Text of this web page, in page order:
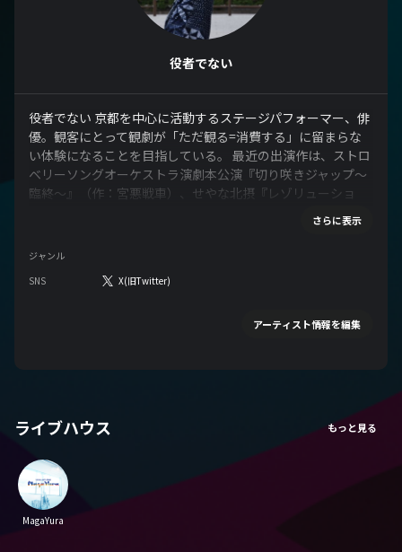
役者でない
役者でない 京都を中心に活動するステージパフォーマー、俳
優。観客にとって観劇が「ただ観る=消費する」に留まらな
い体験になることを目指している。 最近の出演作は、ストロ
ベリーソングオーケストラ演劇本公演『切り咲きジャップ〜
臨終〜』（作：宮悪戦車）、せやな北摂『レゾリューショ
ン』（作：一樹めい子）（25年2月8,9日公演）、劇団コーロ
『眠っているウサギ』（作：くるみざわしん）（本名名義で
のクレジット）、等
さらに表示
ジャンル
SNS
X(旧Twitter)
アーティスト情報を編集
ライブハウス
MagaYura